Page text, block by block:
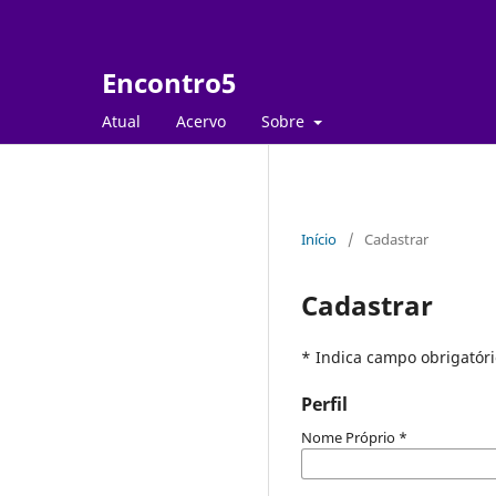
Encontro5
Atual Acervo Sobre
Início / Cadastrar
Cadastrar
* Indica campo
Perfil
Nome Próprio *